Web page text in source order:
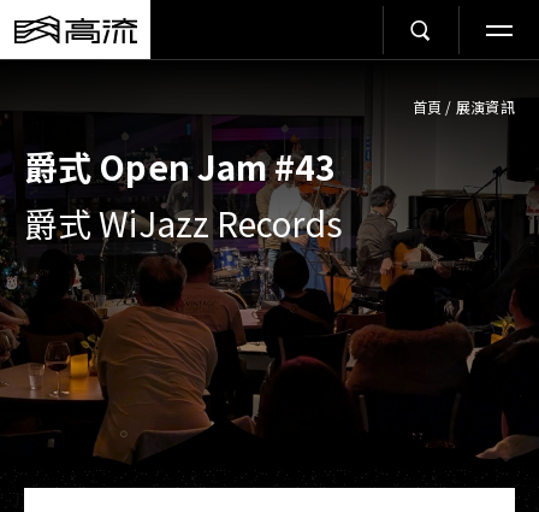
首頁 / 展演資訊
爵式 Open Jam #43
爵式 WiJazz Records